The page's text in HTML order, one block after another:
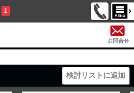
1
お問合せ
検討リストに追加